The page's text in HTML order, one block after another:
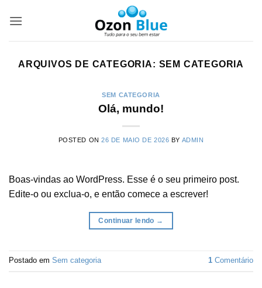
ARQUIVOS DE CATEGORIA: SEM CATEGORIA
SEM CATEGORIA
Olá, mundo!
POSTED ON26 DE MAIO DE 2026 BY ADMIN
Boas-vindas ao WordPress. Esse é o seu primeiro post.
Edite-o ou exclua-o, e então comece a escrever!
Continuar lendo →
Postado em Sem categoria 1 Comentário